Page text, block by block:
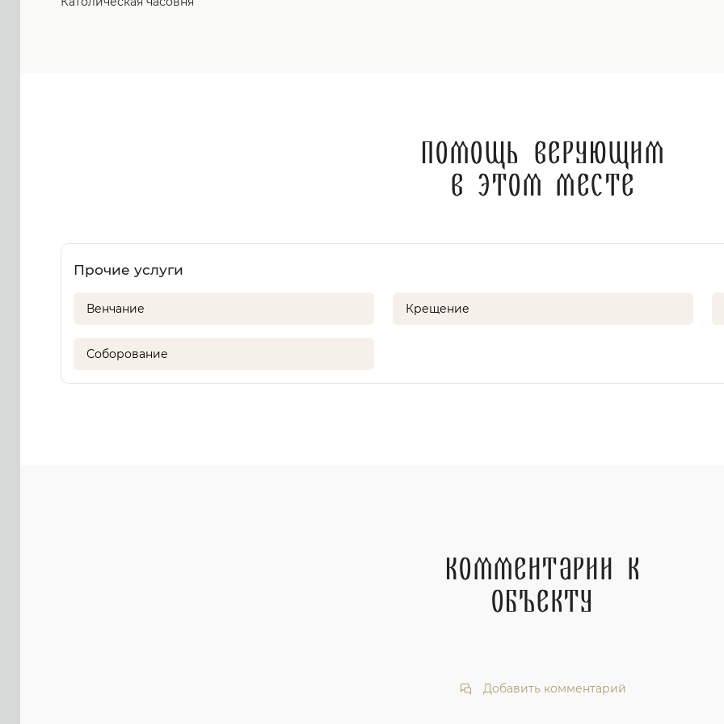
Помощь верующим
в этом месте
Прочие услуги
Венчание Крещение
Соборование
Комментарии к
объекту
Добавить комментарий